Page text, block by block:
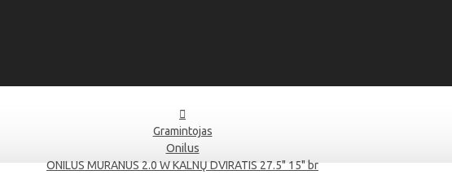
Gramintojas
Onilus
ONILUS MURANUS 2.0 W KALNŲ DVIRATIS 27.5" 15" br